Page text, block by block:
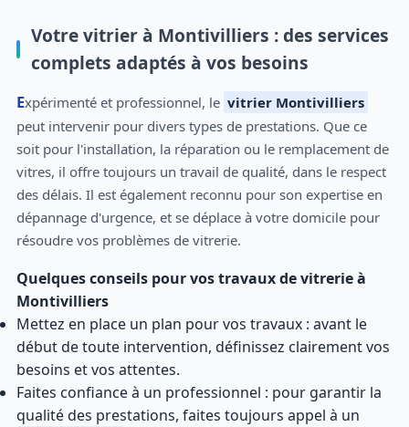
Votre vitrier à Montivilliers : des services
complets adaptés à vos besoins
Expérimenté et professionnel, le vitrier Montivilliers
peut intervenir pour divers types de prestations. Que ce
soit pour l'installation, la réparation ou le remplacement de
vitres, il offre toujours un travail de qualité, dans le respect
des délais. Il est également reconnu pour son expertise en
dépannage d'urgence, et se déplace à votre domicile pour
résoudre vos problèmes de vitrerie.
Quelques conseils pour vos travaux de vitrerie à
Montivilliers
Mettez en place un plan pour vos travaux : avant le
début de toute intervention, définissez clairement vos
besoins et vos attentes.
Faites confiance à un professionnel : pour garantir la
qualité des prestations, faites toujours appel à un